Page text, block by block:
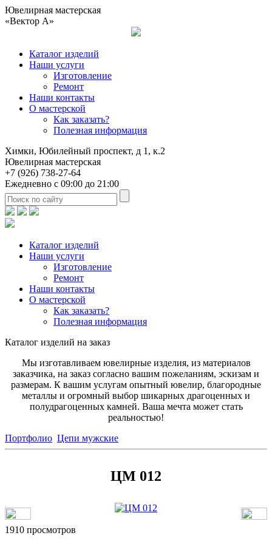
Ювелирная мастерская
«Вектор А»
Каталог изделий
Наши услуги
Изготовление
Ремонт
Наши контакты
О мастерской
Как заказать?
Полезная информация
Химки, Юбилейный проспект, д 1, к.2
Ювелирная мастерская
+7 (926) 738-27-64
Ежедневно с 09:00 до 21:00
Каталог изделий
Наши услуги
Изготовление
Ремонт
Наши контакты
О мастерской
Как заказать?
Полезная информация
Каталог изделий на заказ
Мы изготавливаем ювелирные изделия, из материалов
заказчика, на заказ согласно вашим пожеланиям, эскизам и
размерам. К вашим услугам опытный ювелир, благородные
металлы и огромный выбор шикарных драгоценных и
полудрагоценных камней. Ваша мечта может стать
реальностью!
Портфолио Цепи мужские
ЦМ 012
1910 просмотров